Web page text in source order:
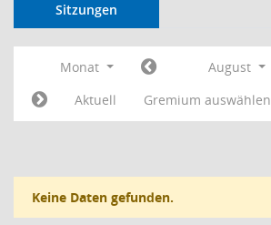
Sitzungen
Monat August
Aktuell
Gremium auswählen
Keine Daten gefunden.